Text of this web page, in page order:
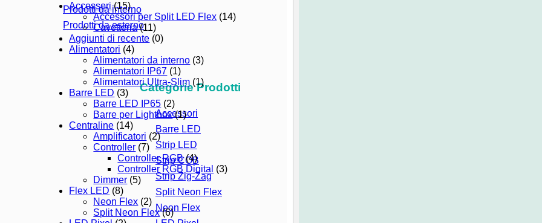
Prodotti da interno
Prodotti da esterno
Categorie Prodotti
Accessori
Barre LED
Strip LED
Strip COB
Strip Zig-Zag
Split Neon Flex
Neon Flex
Accessori (15)
Accessori per Split LED Flex (14)
Cavetteria (11)
Aggiunti di recente (0)
Alimentatori (4)
Alimentatori da interno (3)
Alimentatori IP67 (1)
Alimentatori Ultra-Slim (1)
Barre LED (3)
Barre LED IP65 (2)
Barre per Lightbox (1)
Centraline (14)
Amplificatori (2)
Controller (7)
Controller RGB (4)
Controller RGB Digital (3)
Dimmer (5)
Flex LED (8)
Neon Flex (2)
Split Neon Flex (6)